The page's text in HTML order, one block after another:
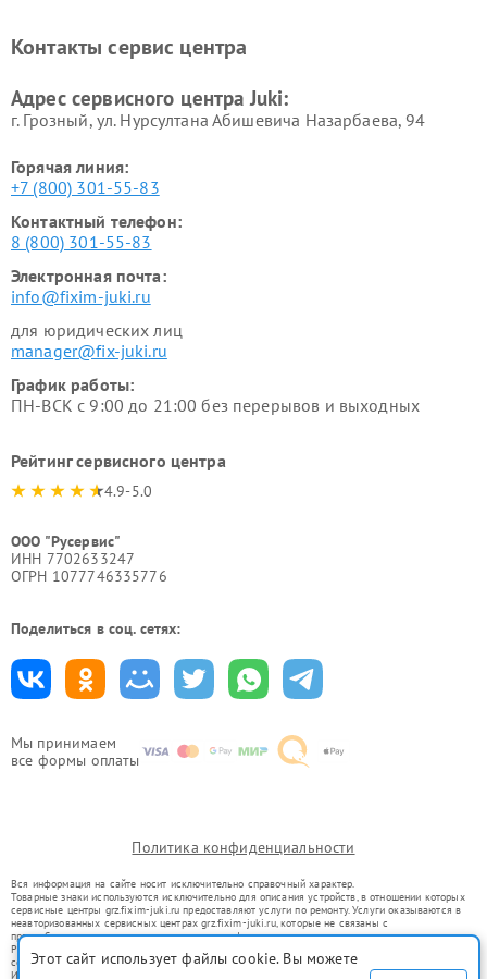
Мы принимаем
все формы оплаты
Контакты сервис центра
Адрес сервисного центра Juki:
г. Грозный, ул. Нурсултана Абишевича Назарбаева, 94
Горячая линия:
+7 (800) 301-55-83
Контактный телефон:
8 (800) 301-55-83
Электронная почта:
info@fixim-juki.ru
для юридических лиц
manager@fix-juki.ru
График работы:
ПН-ВСК с 9:00 до 21:00 без перерывов и выходных
Рейтинг сервисного центра
4.9-5.0
ООО "Русервис"
ИНН 7702633247
ОГРН 1077746335776
Поделиться в соц. сетях:
Политика конфиденциальности
Вся информация на сайте носит исключительно справочный характер.
Товарные знаки используются исключительно для описания устройств, в отношении которых
сервисные центры grz.fixim-juki.ru предоставляют услуги по ремонту. Услуги оказываются в
неавторизованных сервисных центрах grz.fixim-juki.ru, которые не связаны с
правообладателями товарных знаков или их официальными представителями.
Ремонт осуществляется для устройств, уже введенных в гражданский оборот в соответствии
со статьей 1487 ГК РФ.
Использование товарных знаков не преследует цели индивидуализации услуг или введения
Этот сайт использует файлы cookie. Вы можете